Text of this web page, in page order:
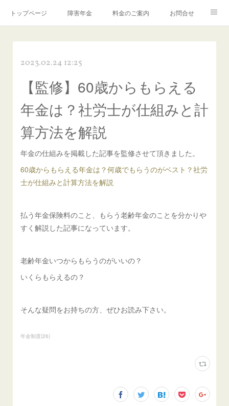
トップページ 障害年金 料金のご案内 お問合せ
2023.02.24 12:25
【監修】60歳からもらえる
年金は？社労士が仕組みと計
算方法を解説
年金の仕組みを掲載した記事を監修させて頂きました。
60歳からもらえる年金は？何歳でもらうのがベスト？社労
士が仕組みと計算方法を解説
払う年金保険料のこと、もらう老齢年金のことを分かりや
すく解説した記事になっています。
老齢年金いつからもらうのがいいの？
いくらもらえるの？
そんな疑問をお持ちの方、ぜひお読み下さい。
年金制度(26)